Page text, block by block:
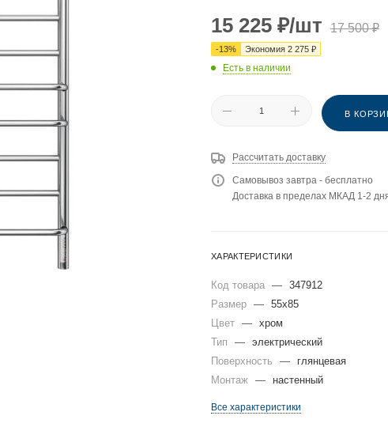
15 225 ₽/шт 17 500₽
-13% Экономия 2 275 ₽
Есть в наличии
В
Рассчитать доставку
Самовывоз завтра - бесплатно
Доставка в пределах МКАД 1-2
ХАРАКТЕРИСТИКИ
Код товара — 347912
Размер — 55x85
Цвет — хром
Тип
— электрический
Поверхность
—
глянцевая
Монтаж — настенный
Все характеристики